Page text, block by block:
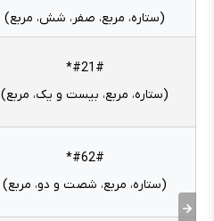
(ستاره، مربع، صفر، شش، مربع)
#21#*
(ستاره، مربع، بیست و یک، مربع)
#62#*
(ستاره، مربع، شصت و دو، مربع)